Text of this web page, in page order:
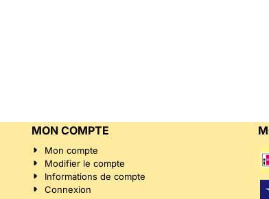
MON COMPTE
Mon compte
Modifier le compte
Informations de compte
Connexion